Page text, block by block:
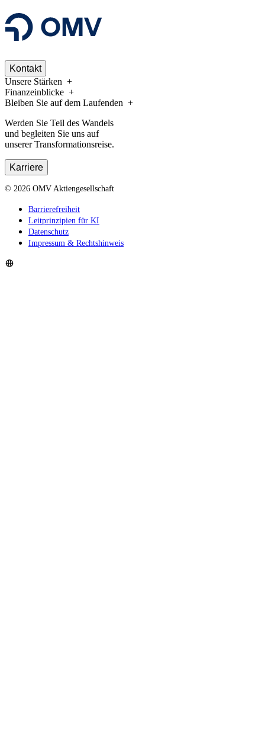
Kontakt
Unsere Stärken
Finanzeinblicke
Bleiben Sie auf dem Laufenden
Werden Sie Teil des Wandels
und begleiten Sie uns auf
unserer Transformationsreise.
Karriere
© 2026 OMV Aktiengesellschaft
Barrierefreiheit
Leitprinzipien für KI
Datenschutz
Impressum & Rechtshinweis